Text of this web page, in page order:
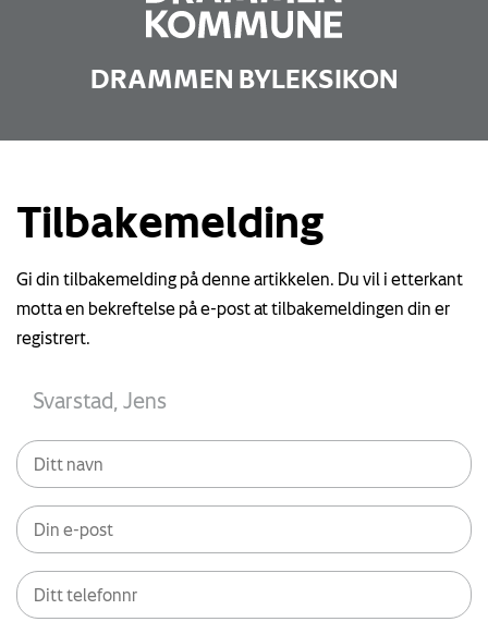
DRAMMEN BYLEKSIKON
Tilbakemelding
Gi din tilbakemelding på denne artikkelen. Du vil i etterkant
motta en bekreftelse på e-post at tilbakemeldingen din er
registrert.